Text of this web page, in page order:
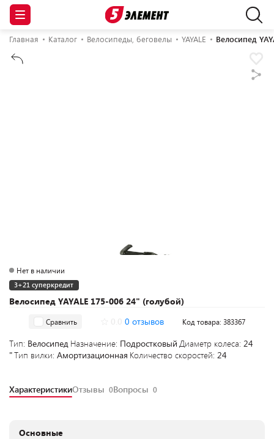
Главная Каталог Велосипеды, беговелы YAYALE Велосипед
Велосипед YAYALE 175-006 24" (голубой)
Нет в наличии
3+21 суперкредит
Сравнить 0 отзывов Код товара: 383367
Тип: Велосипед Назначение: Подростковый Диаметр колеса: 24
"Тип вилки: Амортизационная Количество скоростей: 24
ХарактеристикиОтзывы 0Вопросы 0
Основные